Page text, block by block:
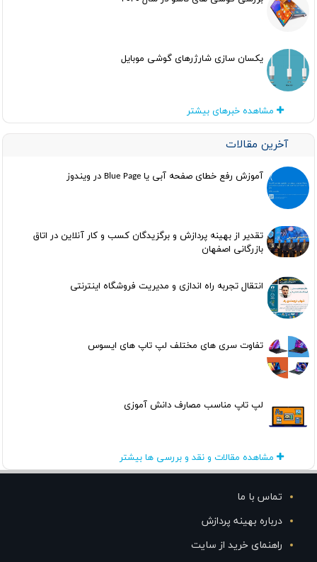
یکسان سازی شارژرهای گوشی موبایل
مشاهده خبرهای بیشتر
آخرین مقالات
آموزش رفع خطای صفحه آبی یا Blue Page در ویندوز
تقدیر از بهینه پردازش و برگزیدگان کسب و کار آنلاین در اتاق
بازرگانی اصفهان
انتقال تجربه راه اندازی و مدیریت فروشگاه اینترنتی
تفاوت سری های مختلف لپ تاپ های ایسوس
لپ تاپ مناسب مصارف دانش آموزی
مشاهده مقالات و نقد و بررسی ها بیشتر
تماس با ما
درباره بهینه پردازش
راهنمای خرید از سایت